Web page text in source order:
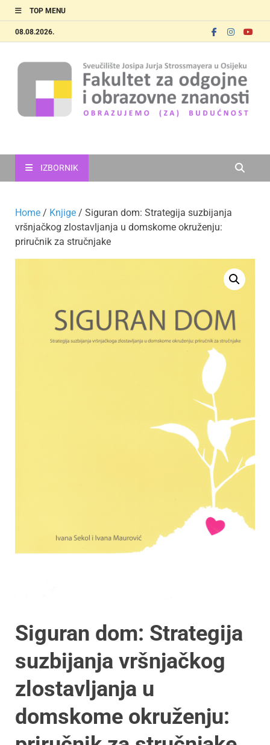
TOP MENU
08.08.2026.
IZBORNIK
Home / Knjige / Siguran dom: Strategija suzbijanja
vršnjačkog zlostavljanja u domskome okruženju:
priručnik za stručnjake
Siguran dom: Strategija
suzbijanja vršnjačkog
zlostavljanja u
domskome okruženju: